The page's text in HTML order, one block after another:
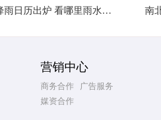
北方城市降雨日历出炉 看哪里雨水超长待机 南
营销中心
商务合作
广告服务
媒资合作